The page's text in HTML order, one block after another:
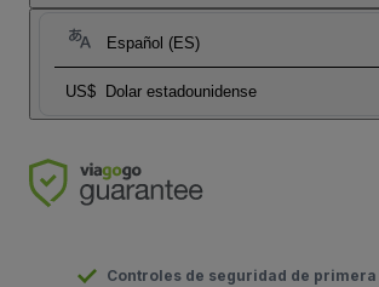
Español (ES)
US$ Dolar estadounidense
Controles de seguridad de